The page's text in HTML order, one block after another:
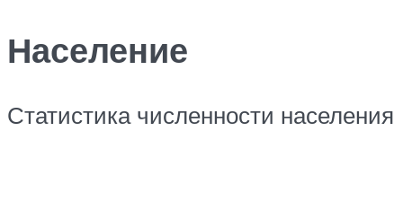
Население
Статистика численности населения